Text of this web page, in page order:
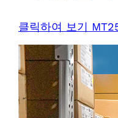
클릭하여 보기